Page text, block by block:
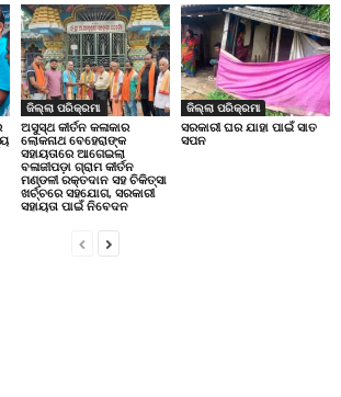
ଜିଲ୍ଲା ପରିକ୍ରମା
ଅସୁସ୍ଥ କୀର୍ତନ କଳାକାର
ଲୋକନାଥ ବେହେରାଙ୍କ
ସହାୟତାରେ ଆଗେଇଲା
ବଳାଜୀପଡ଼ା ଗ୍ରାମ କୀର୍ତନ
ମଣ୍ଡଳୀ ରକ୍ତଦାନ ସହ ଚିକିତ୍ସା
ଖର୍ଚ୍ଚରେ ସହଯୋଗ, ସରକାରୀ
ସହାୟତା ପାଇଁ ନିବେଦନ
ଜିଲ୍ଲା ପରିକ୍ରମା
ସରକାରୀ ଘର ଯାହା ପାଇଁ ସାତ
ସପନ